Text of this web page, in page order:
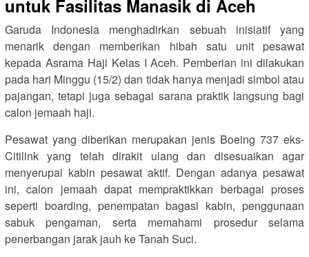
untuk Fasilitas Manasik di Aceh
Garuda Indonesia menghadirkan sebuah inisiatif yang
menarik dengan memberikan hibah satu unit pesawat
kepada Asrama Haji Kelas I Aceh. Pemberian ini dilakukan
pada hari Minggu (15/2) dan tidak hanya menjadi simbol atau
pajangan, tetapi juga sebagai sarana praktik langsung bagi
calon jemaah haji.
Pesawat yang diberikan merupakan jenis Boeing 737 eks-
Citilink yang telah dirakit ulang dan disesuaikan agar
menyerupai kabin pesawat aktif. Dengan adanya pesawat
ini, calon jemaah dapat mempraktikkan berbagai proses
seperti boarding, penempatan bagasi kabin, penggunaan
sabuk pengaman, serta memahami prosedur selama
penerbangan jarak jauh ke Tanah Suci.